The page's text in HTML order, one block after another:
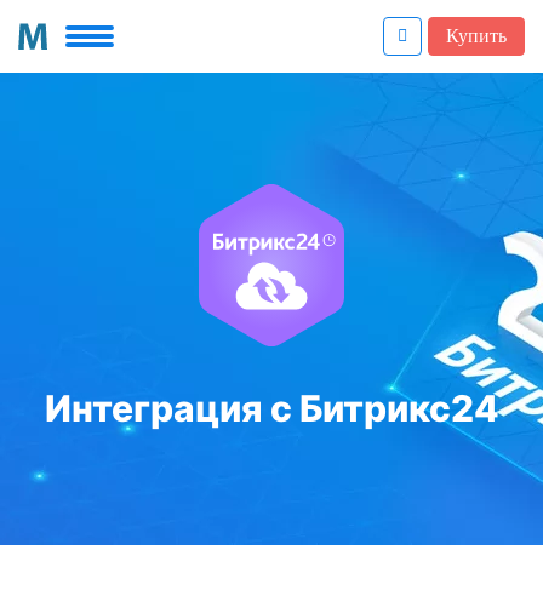
Купить
Интеграция с Битрикс24